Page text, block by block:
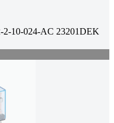
10-024-AC 23201DEK